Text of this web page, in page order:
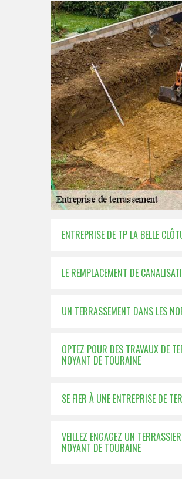
ENTREPRISE DE TP LA BELLE
LE REMPLACEMENT DE
UN TERRASSEMENT DANS LES
OPTEZ POUR DES TRAVAUX DE
NOYANT DE TOURAINE
SE FIER À UNE ENTREPRISE DE
VEILLEZ ENGAGEZ UN
NOYANT DE TOURAINE